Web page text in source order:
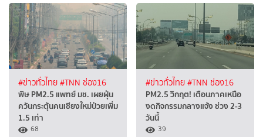
#ข่าวทั่วไทย#TNN ช่อง16
พิษ PM2.5 แพทย์ มช. เผยฝุ่น
ควันกระตุ้นคนเชียงใหม่ป่วยเพิ่ม
1.5 เท่า
68
#ข่าวทั่วไทย#TNN ช่อง16
PM2.5 วิกฤต! เตือนภาคเหนือ
งดกิจกรรมกลางแจ้ง ช่วง 2-3
วันนี้
39